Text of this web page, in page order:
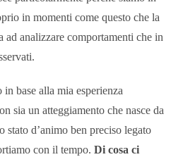
in momenti come questo che la
ad analizzare comportamenti che in
base alla mia esperienza
sia un atteggiamento che nasce da
stato d’animo ben preciso legato
con il tempo.Di cosa ci